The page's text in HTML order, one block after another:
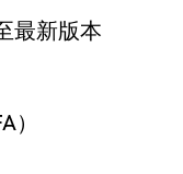
最新版本
）